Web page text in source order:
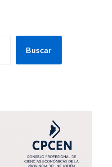
Buscar